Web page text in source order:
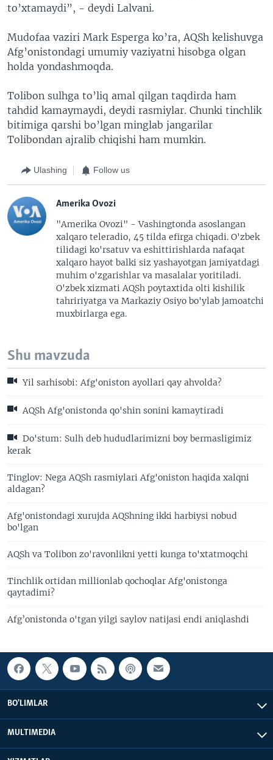
to’xtamaydi”, - deydi Lalvani.
Mudofaa vaziri Mark Esperga ko’ra, AQSh kelishuvga
Afg’onistondagi umumiy vaziyatni hisobga olgan
holda yondashmoqda.
Tolibon sulhga to’liq amal qilgan taqdirda ham
tahdid kamaymaydi, deydi rasmiylar. Chunki tinchlik
bitimiga qarshi bo’lgan minglab jangarilar
Tolibondan ajralib chiqishi ham mumkin.
Ulashing Follow us
Amerika Ovozi
"Amerika Ovozi" - Vashingtonda asoslangan
xalqaro teleradio, 45 tilda efirga chiqadi. O'zbek
tilidagi ko'rsatuv va eshittirishlarda nafaqat
xalqaro hayot balki siz yashayotgan jamiyatdagi
muhim o'zgarishlar va masalalar yoritiladi.
O'zbek xizmati AQSh poytaxtida olti kishilik
tahririyatga va Markaziy Osiyo bo'ylab jamoatchi
muxbirlarga ega.
Shu mavzuda
Yil sarhisobi: Afg'oniston ayollari qay ahvolda?
AQSh Afg'onistonda qo'shin sonini kamaytiradi
Do'stum: Sulh deb hududlarimizni boy bermasligimiz
kerak
Tinglov: Nega AQSh rasmiylari Afg'oniston haqida xalqni
aldagan?
Afg'onistondagi xurujda AQShning ikki harbiysi nobud
bo'lgan
AQSh va Tolibon zo'ravonlikni yetti kunga to'xtatmoqchi
Tinchlik ortidan millionlab qochoqlar Afg'onistonga
qaytadimi?
Afg’onistonda o'tgan yilgi saylov natijasi endi aniqlashdi
BO'LIMLAR
MULTIMEDIA